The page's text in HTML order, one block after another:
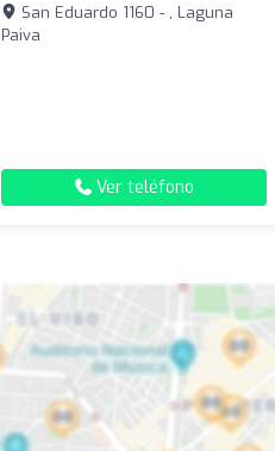
San Eduardo 1160 - , Laguna
Paiva
Ver teléfono